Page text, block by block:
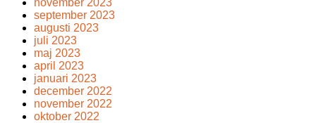
november 2023
september 2023
augusti 2023
juli 2023
maj 2023
april 2023
januari 2023
december 2022
november 2022
oktober 2022